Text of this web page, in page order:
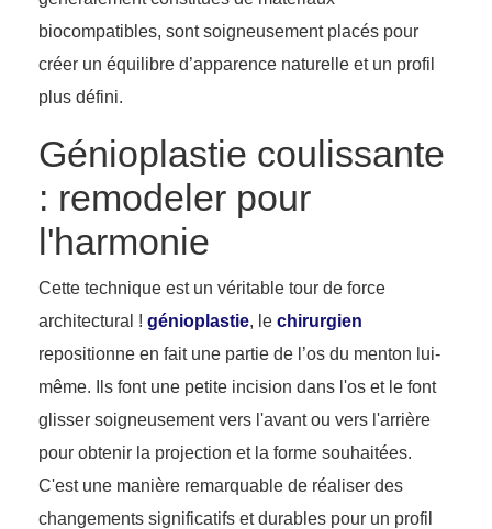
biocompatibles, sont soigneusement placés pour
créer un équilibre d’apparence naturelle et un profil
plus défini.
Génioplastie coulissante
: remodeler pour
l'harmonie
Cette technique est un véritable tour de force
architectural ! génioplastie, le chirurgien
repositionne en fait une partie de l’os du menton lui-
même. Ils font une petite incision dans l'os et le font
glisser soigneusement vers l'avant ou vers l'arrière
pour obtenir la projection et la forme souhaitées.
C'est une manière remarquable de réaliser des
changements significatifs et durables pour un profil